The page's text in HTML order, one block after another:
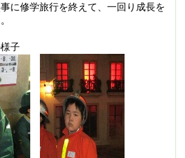
に修学旅行を終えて、一回り成長を
子